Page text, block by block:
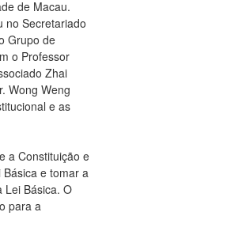
de Macau.
no Secretariado
Grupo de
o Professor
Zhai
Wong Weng
e as
a Constituição e
e tomar a
Lei Básica. O
para a